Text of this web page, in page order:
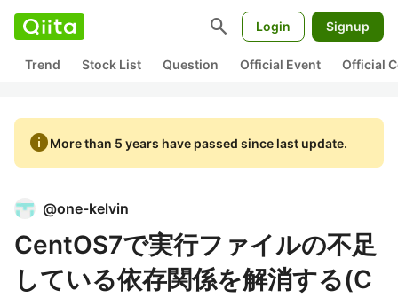
search Login Signup
Trend Stock List Question Official Event Official
infoMore than 5 years have passed since last update.
@one-kelvin
CentOS7で実行ファイルの不足
している依存関係を解消する(C